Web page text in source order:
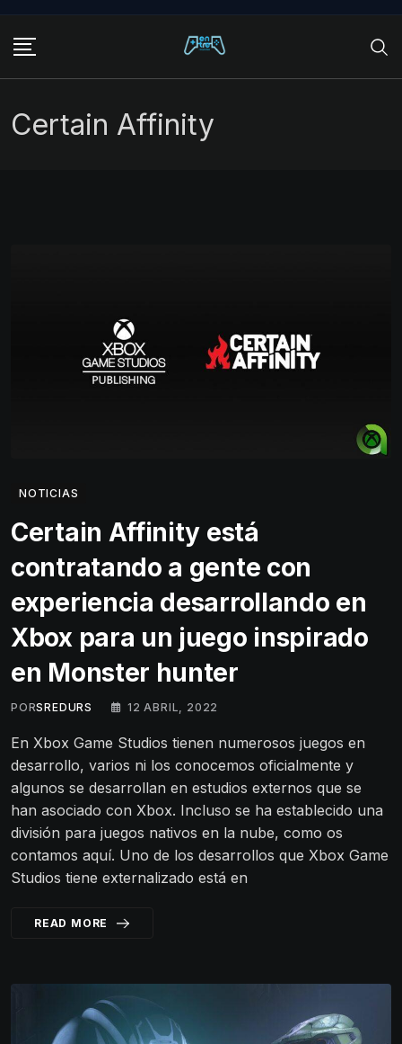
content
Certain Affinity
NOTICIAS
Certain Affinity está
contratando a gente con
experiencia desarrollando en
Xbox para un juego inspirado
en Monster hunter
PORSREDURS 12 ABRIL, 2022
En Xbox Game Studios tienen numerosos juegos en
desarrollo, varios ni los conocemos oficialmente y
algunos se desarrollan en estudios externos que se
han asociado con Xbox. Incluso se ha establecido una
división para juegos nativos en la nube, como os
contamos aquí. Uno de los desarrollos que Xbox Game
Studios tiene externalizado está en
READ MORE